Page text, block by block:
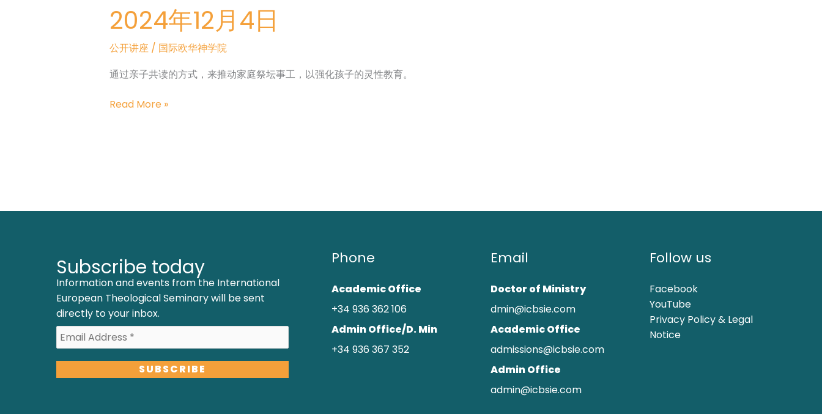
2024年12月4日
公开讲座/ 国际欧华神学院
通过亲子共读的方式，来推动家庭祭坛事工，以强化孩子的灵性教育。
2024
Read More »
Subscribe today
Information and events from the International
European Theological Seminary will be sent
directly to your inbox.
Phone
Academic Office
+34 936 362 106
Admin Office/D. Min
+34 936 367 352
Email
Doctor of Ministry
dmin@icbsie.com
Academic Office
admissions@icbsie.com
Admin Office
admin@icbsie.com
Follow us
Facebook
YouTube
Privacy Policy & Legal
Notice